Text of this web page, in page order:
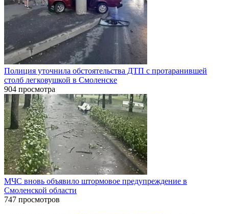
Полиция уточнила обстоятельства ДТП с протаранившей
столб легковушкой в Смоленске
904 просмотра
МЧС вновь объявило штормовое предупреждение в
Смоленской области
747 просмотров